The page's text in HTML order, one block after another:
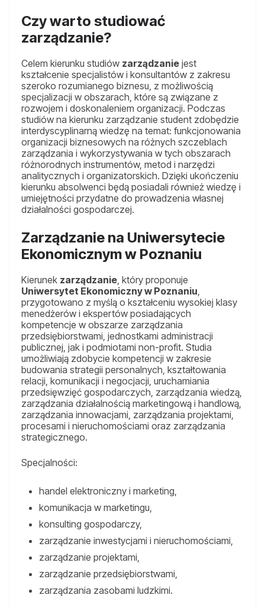
Czy warto studiować
zarządzanie?
Celem kierunku studiów zarządzanie jest
kształcenie specjalistów i konsultantów z zakresu
szeroko rozumianego biznesu, z możliwością
specjalizacji w obszarach, które są związane z
rozwojem i doskonaleniem organizacji. Podczas
studiów na kierunku zarządzanie student zdobędzie
interdyscyplinarną wiedzę na temat: funkcjonowania
organizacji biznesowych na różnych szczeblach
zarządzania i wykorzystywania w tych obszarach
różnorodnych instrumentów, metod i narzędzi
analitycznych i organizatorskich. Dzięki ukończeniu
kierunku absolwenci będą posiadali również wiedzę i
umiejętności przydatne do prowadzenia własnej
działalności gospodarczej.
Zarządzanie na Uniwersytecie
Ekonomicznym w Poznaniu
Kierunek zarządzanie, który proponuje
Uniwersytet Ekonomiczny w Poznaniu,
przygotowano z myślą o kształceniu wysokiej klasy
menedżerów i ekspertów posiadających
kompetencje w obszarze zarządzania
przedsiębiorstwami, jednostkami administracji
publicznej, jak i podmiotami non-profit. Studia
umożliwiają zdobycie kompetencji w zakresie
budowania strategii personalnych, kształtowania
relacji, komunikacji i negocjacji, uruchamiania
przedsięwzięć gospodarczych, zarządzania wiedzą,
zarządzania działalnością marketingową i handlową,
zarządzania innowacjami, zarządzania projektami,
procesami i nieruchomościami oraz zarządzania
strategicznego.
Specjalności:
handel elektroniczny i marketing,
komunikacja w marketingu,
konsulting gospodarczy,
zarządzanie inwestycjami i nieruchomościami,
zarządzanie projektami,
zarządzanie przedsiębiorstwami,
zarządzania zasobami ludzkimi.